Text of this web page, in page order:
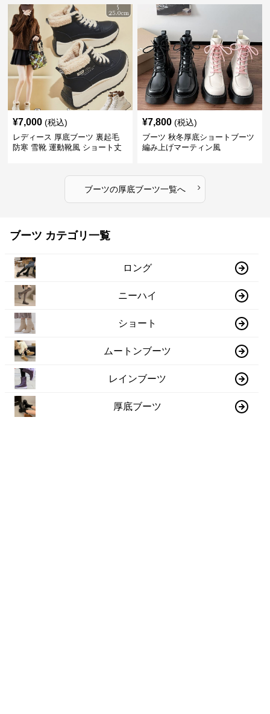
¥7,000 (税込)
レディース 厚底ブーツ 裏起毛
防寒 雪靴 運動靴風 ショート丈
¥7,800 (税込)
ブーツ 秋冬厚底ショートブーツ
編み上げマーティン風
ブーツの厚底ブーツ一覧へ ›
ブーツ カテゴリ一覧
ロング
ニーハイ
ショート
ムートンブーツ
レインブーツ
厚底ブーツ